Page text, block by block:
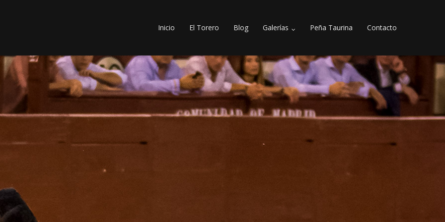
Inicio El Torero Blog Galerías Peña Taurina Contacto